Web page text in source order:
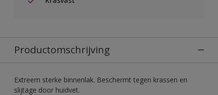
Productomschrijving
Extreem sterke binnenlak. Beschermt tegen krassen en
slijtage door huidvet.